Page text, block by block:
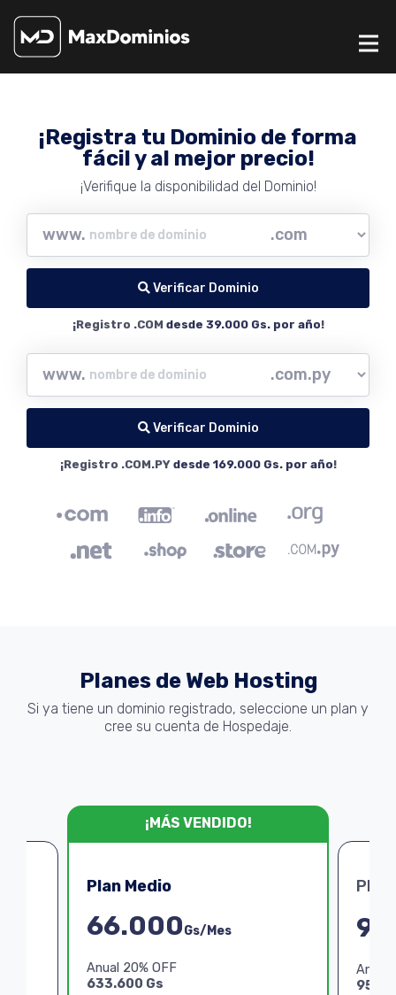
¡Registra tu Dominio de forma
fácil y al mejor precio!
¡Verifique la disponibilidad del Dominio!
www.
Verificar Dominio
¡Registro .COM desde 39.000 Gs. por año!
www.
Verificar Dominio
¡Registro .COM.PY desde 169.000 Gs. por año!
Planes de Web Hosting
Si ya tiene un dominio registrado, seleccione un plan y
cree su cuenta de Hospedaje.
¡MÁS VENDIDO!
Plan Medio
66.000Gs/Mes
Anual 20% OFF
633.600 Gs
Plan
Anual